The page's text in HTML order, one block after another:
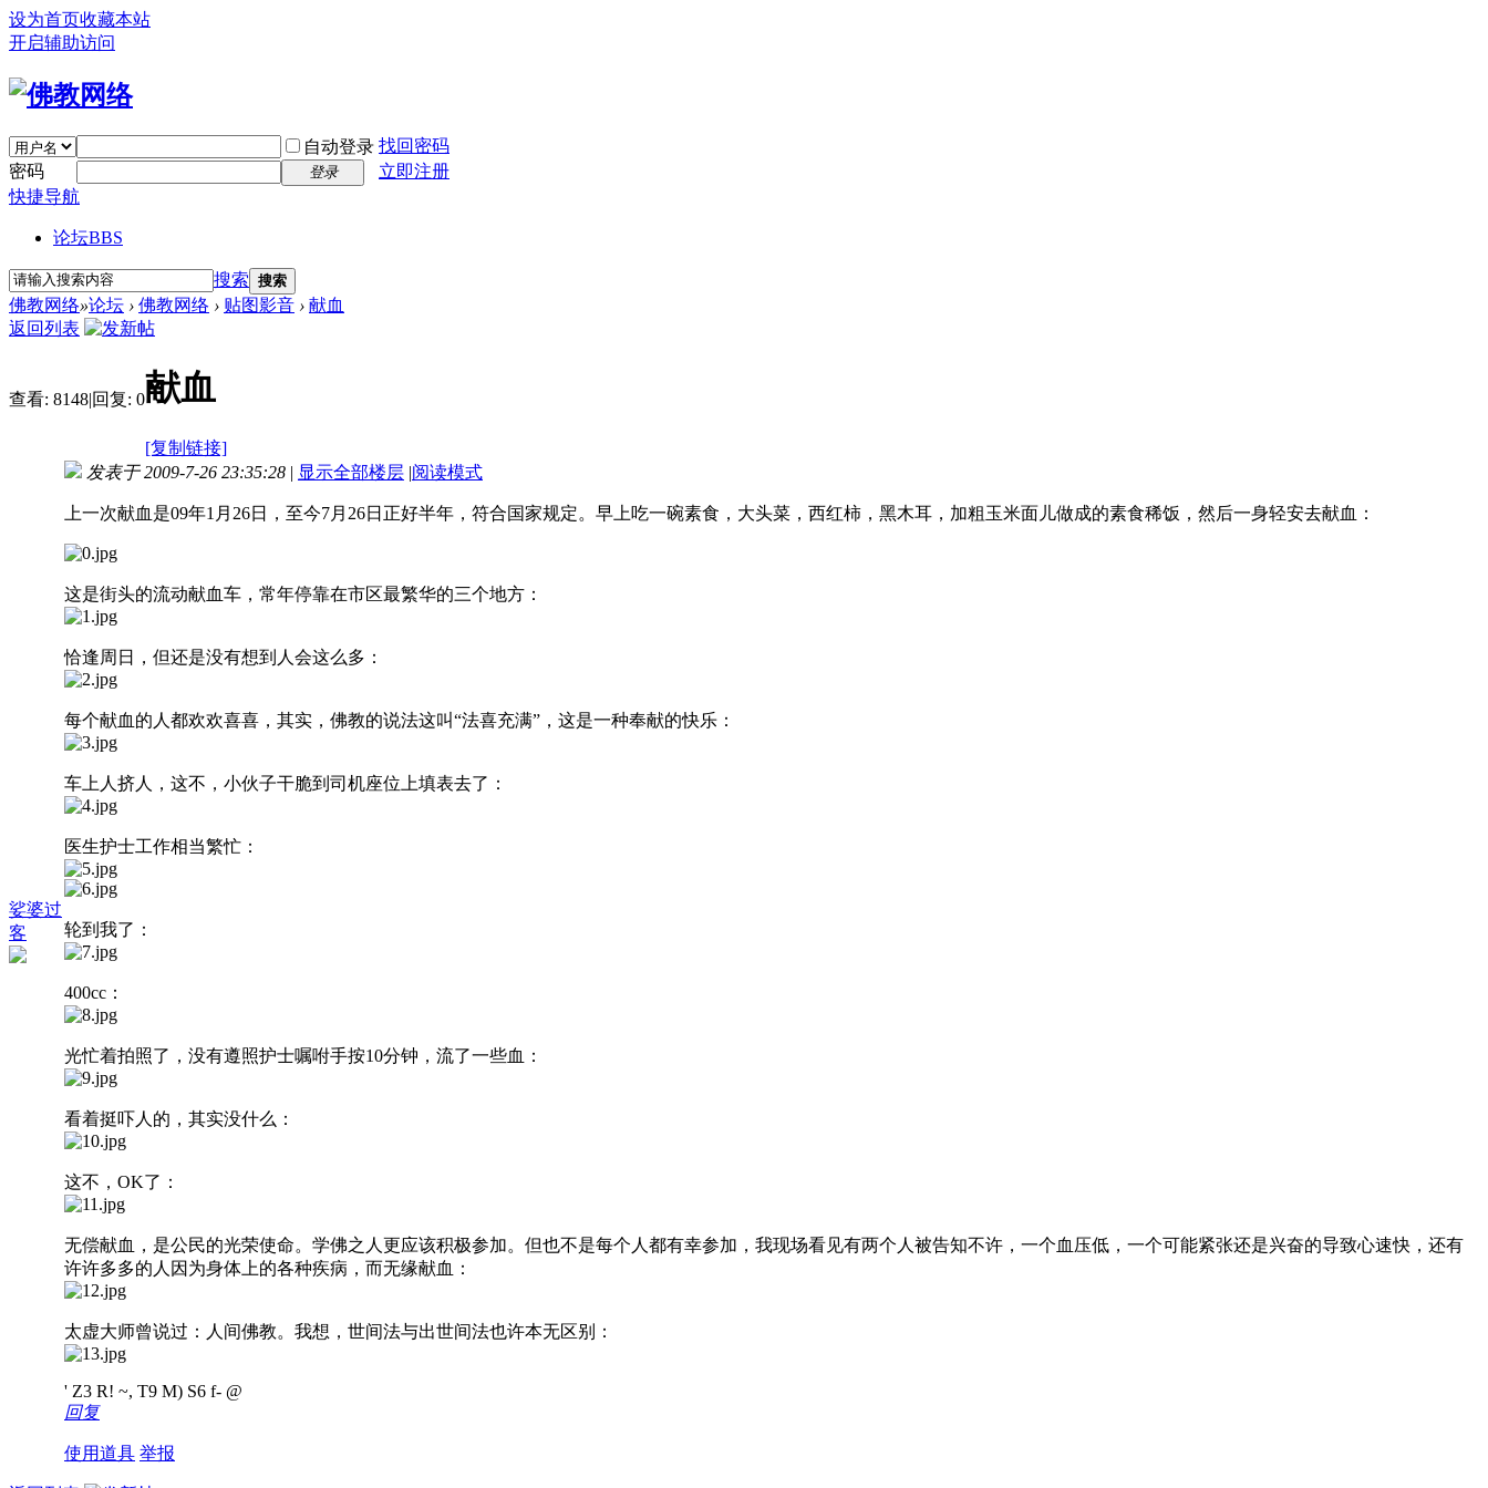
设为首页收藏本站
开启辅助访问
自动登录 找回密码
密码
登录
立即注册
快捷导航
论坛BBS
搜索 搜索
佛教网络»论坛 › 佛教网络 › 贴图影音 › 献血
返回列表
查看: 8148|回复: 0献血
[复制链接]
娑婆过
客
发表于 2009-7-26 23:35:28 | 显示全部楼层 |阅读模式
上一次献血是09年1月26日，至今7月26日正好半年，符合国家规定。早上吃一碗素食，大头菜，西红柿，黑木耳，加粗玉米面儿做成的素食稀饭，然后一身轻安去献血：
这是街头的流动献血车，常年停靠在市区最繁华的三个地方：
恰逢周日，但还是没有想到人会这么多：
每个献血的人都欢欢喜喜，其实，佛教的说法这叫“法喜充满”，这是一种奉献的快乐：
车上人挤人，这不，小伙子干脆到司机座位上填表去了：
医生护士工作相当繁忙：
轮到我了：
400cc：
光忙着拍照了，没有遵照护士嘱咐手按10分钟，流了一些血：
看着挺吓人的，其实没什么：
这不，OK了：
无偿献血，是公民的光荣使命。学佛之人更应该积极参加。但也不是每个人都有幸参加，我现场看见有两个人被告知不许，一个血压低，一个可能紧张还是兴奋的导致心速快，还有
许许多多的人因为身体上的各种疾病，而无缘献血：
太虚大师曾说过：人间佛教。我想，世间法与出世间法也许本无区别：
' Z3 R! ~, T9 M) S6 f- @
回复
使用道具 举报